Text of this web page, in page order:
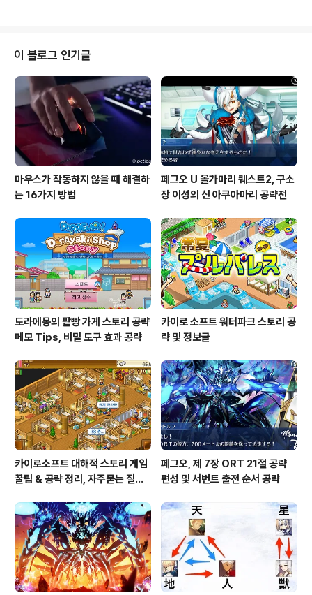
앙 통신에서 2월 29일에 방송된 조선 노동중앙위원회 정
치국 확대 회의에서 발언하는 김정은의 사진 또한 북한 웹
사이트 '조선의 오늘'은 2월 27일 북한의 학교의 겨울방학
이 연장됐다고 전했다. 다른 사이트는 2월 24일 전국에서
380여명의 외국인을 격리했다고 보도했다. 시장의 식량
가격도 오르기 시작했다 탈북자..
이 블로그 인기글
마우스가 작동하지 않을 때 해결하
는 16가지 방법
페그오 U 올가마리 퀘스트2, 구소
장 이성의 신 아쿠아마리 공략전
도라에몽의 팥빵 가게 스토리 공략
메모 Tips, 비밀 도구 효과 공략
카이로 소프트 워터파크 스토리 공
략 및 정보글
카이로소프트 대해적 스토리 게임
꿀팁 & 공략 정리, 자주묻는 질문
페그오, 제 7장 ORT 21절 공략
편성 및 서번트 출전 순서 공략